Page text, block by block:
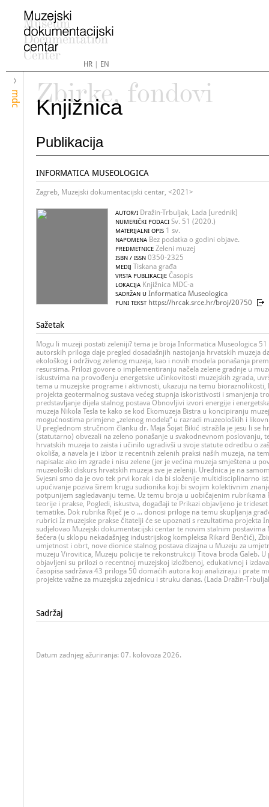
HR| EN
mdc
Zbirke, fondovi
Knjižnica
Publikacija
INFORMATICA MUSEOLOGICA
Zagreb, Muzejski dokumentacijski centar, <2021>
AUTOR/I Dražin-Trbuljak, Lada [urednik]
NUMERIČKI PODACI Sv. 51 (2020.)
MATERIJALNI OPIS 1 sv.
NAPOMENA Bez podatka o godini objave.
PREDMETNICE Zeleni muzej
ISBN / ISSN 0350-2325
MEDIJ Tiskana građa
VRSTA PUBLIKACIJE Časopis
LOKACIJA Knjižnica MDC-a
SADRŽAN U Informatica Museologica
PUNI TEKST https://hrcak.srce.hr/broj/20750
Sažetak
Mogu li muzeji postati zeleniji? tema je broja Informatica Museologica
autorskih priloga daje pregled dosadašnjih nastojanja hrvatskih muzeja
ekološkog i održivog zelenog muzeja, kao i novih modela ponašanja
resursima. Prilozi govore o implementiranju načela zelene gradnje u
iskustvima na provođenju energetske učinkovitosti muzejskih zgrada,
tema u muzejske programe i aktivnosti, ukazuju na temu
projekta geotermalnog sustava većeg stupnja iskoristivosti i smanjenja
predstavljanje dijela stalnog postava Obnovljivi izvori energije i
muzeja Nikola Tesla te kako se kod Ekomuzeja Bistra u koncipiranju
mogućnostima primjene „zelenog modela“ u razradi muzeoloških i
U preglednom stručnom članku dr. Maja Šojat Bikić istražila je jesu li se
(statutarno) obvezali na zeleno ponašanje u svakodnevnom poslovanju,
hrvatskih muzeja to zaista i učinilo ugradivši u svoje statute odredbu o
okoliša, a navela je i izbor iz recentnih zelenih praksi naših muzeja, na
napisala: ako im zgrade i nisu zelene (jer je većina muzeja smještena u
muzeološki diskurs hrvatskih muzeja sve je zeleniji. Urednica je na
Svjesni smo da je ovo tek prvi korak i da bi složenije multidisciplinarno
upućivanje poziva širem krugu sudionika koji bi svojim kolektivnim
potpunijem sagledavanju teme. Uz temu broja u uobičajenim rubrikama
teorije i prakse, Pogledi, iskustva, događaji te Prikazi objavljeno je
tematike. Dok rubrika Riječ je o ... donosi priloge na temu skupljanja
rubrici Iz muzejske prakse čitatelji će se upoznati s rezultatima projekta
sudjelovao Muzejski dokumentacijski centar te novim stalnim postavima
šećera (u sklopu nekadašnjeg industrijskog kompleksa Rikard Benčić),
umjetnost i obrt, nove dionice stalnog postava dizajna u Muzeju za
muzeju Virovitica, Muzeju policije te rekonstrukciji Titova broda Galeb.
objavljeni su prilozi o recentnoj muzejskoj izložbenoj, edukativnoj i
časopisa sadržava 43 priloga 50 domaćih autora koji analiziraju i prate
projekte važne za muzejsku zajednicu i struku danas. (Lada Dražin-
Sadržaj
Datum zadnjeg ažuriranja: 07. kolovoza 2026.